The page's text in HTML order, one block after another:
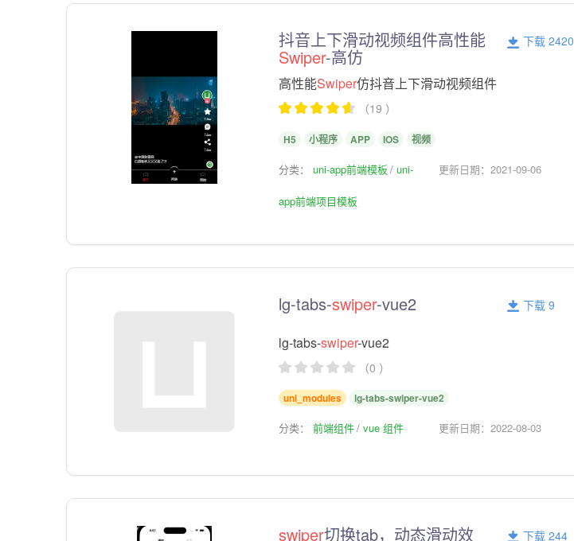
抖音上下滑动视频组件高性能
Swiper-高仿
下载 2420
高性能Swiper仿抖音上下滑动视频组件
（19 ）
H5 小程序 APP IOS 视频
分类： uni-app前端模板 uni-
app前端项目模板
更新日期：2021-09-06
lg-tabs-swiper-vue2 下载 9
lg-tabs-swiper-vue2
（0 ）
uni_modules lg-tabs-swiper-vue2
分类： 前端组件 vue 组件 更新日期：2022-08-03
swiper切换tab，动态滑动效 下载 244